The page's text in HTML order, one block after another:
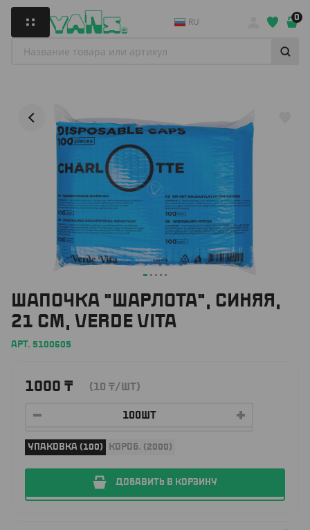
RU 0
ШАПОЧКА "ШАРЛОТА", СИНЯЯ,
21 СМ, VERDE VITA
АРТ. 5100605
1000 ₸ (10 ₸/ШТ)
УПАКОВКА (100) КОРОБ. (2000)
ДОБАВИТЬ В КОРЗИНУ